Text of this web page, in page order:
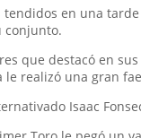
en una
conjunto.
que destacó en
realizó una gran
Isaac